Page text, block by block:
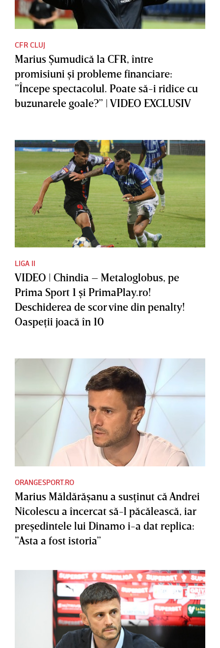
CFR CLUJ
Marius Şumudică la CFR, între
promisiuni şi probleme financiare:
”Începe spectacolul. Poate să-i ridice cu
buzunarele goale?” | VIDEO EXCLUSIV
LIGA II
VIDEO | Chindia – Metaloglobus, pe
Prima Sport 1 şi PrimaPlay.ro!
Deschiderea de scor vine din penalty!
Oaspeţii joacă în 10
ORANGESPORT.RO
Marius Măldărăşanu a susţinut că Andrei
Nicolescu a încercat să-l păcălească, iar
preşedintele lui Dinamo i-a dat replica:
”Asta a fost istoria”